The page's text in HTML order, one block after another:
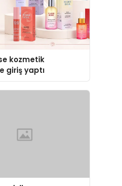
kozmetik
giriş yaptı